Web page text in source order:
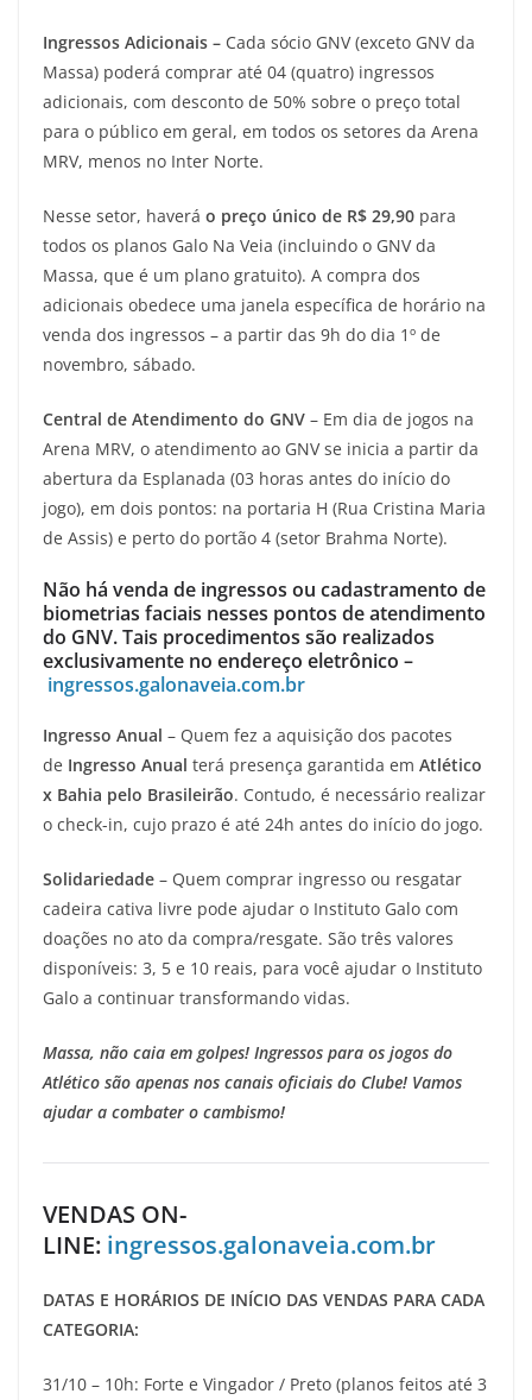
Ingressos Adicionais – Cada sócio GNV (exceto GNV da
Massa) poderá comprar até 04 (quatro) ingressos
adicionais, com desconto de 50% sobre o preço total
para o público em geral, em todos os setores da Arena
MRV, menos no Inter Norte.
Nesse setor, haverá o preço único de R$ 29,90 para
todos os planos Galo Na Veia (incluindo o GNV da
Massa, que é um plano gratuito). A compra dos
adicionais obedece uma janela específica de horário na
venda dos ingressos – a partir das 9h do dia 1º de
novembro, sábado.
Central de Atendimento do GNV – Em dia de jogos na
Arena MRV, o atendimento ao GNV se inicia a partir da
abertura da Esplanada (03 horas antes do início do
jogo), em dois pontos: na portaria H (Rua Cristina Maria
de Assis) e perto do portão 4 (setor Brahma Norte).
Não há venda de ingressos ou cadastramento de
biometrias faciais nesses pontos de atendimento
do GNV. Tais procedimentos são realizados
exclusivamente no endereço eletrônico –
ingressos.galonaveia.com.br
Ingresso Anual – Quem fez a aquisição dos pacotes
de Ingresso Anual terá presença garantida em Atlético
x Bahia pelo Brasileirão. Contudo, é necessário realizar
o check-in, cujo prazo é até 24h antes do início do jogo.
Solidariedade – Quem comprar ingresso ou resgatar
cadeira cativa livre pode ajudar o Instituto Galo com
doações no ato da compra/resgate. São três valores
disponíveis: 3, 5 e 10 reais, para você ajudar o Instituto
Galo a continuar transformando vidas.
Massa, não caia em golpes! Ingressos para os jogos do
Atlético são apenas nos canais oficiais do Clube! Vamos
ajudar a combater o cambismo!
VENDAS ON-
LINE: ingressos.galonaveia.com.br
DATAS E HORÁRIOS DE INÍCIO DAS VENDAS PARA CADA
CATEGORIA:
31/10 – 10h: Forte e Vingador / Preto (planos feitos até 3